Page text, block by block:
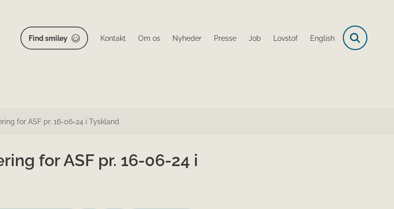
Find smiley Kontakt Om os Nyheder Presse Job Lovstof English
for ASF pr. 16-06-24 i Tyskland
for ASF pr. 16-06-24 i